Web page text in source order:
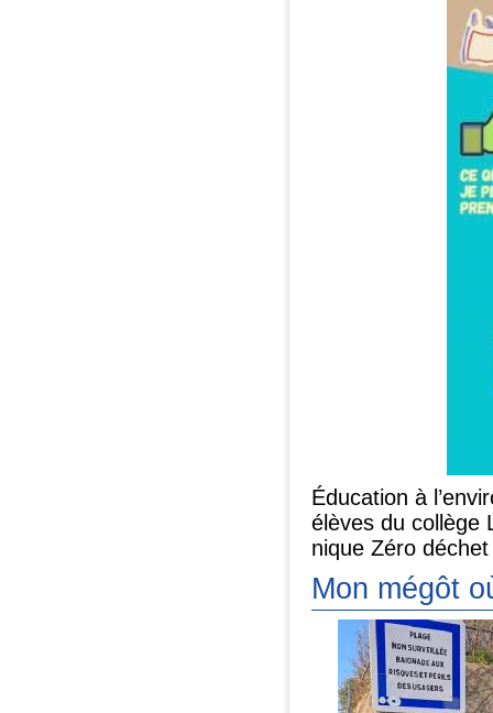
Éducation à
élèves du collège
nique Zéro déchet
Mon mégôt